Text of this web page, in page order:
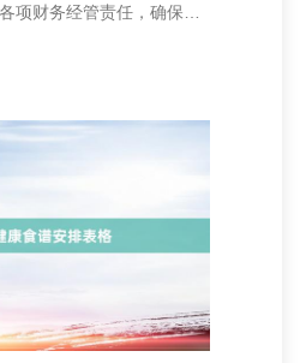
项财务经管责任，确保了
并严格执行预算规划，对
监控，灵验适度资本支
益。 二是强化司帐核算与
为经管层决议提供可靠依
轨制诞生，范例业务历